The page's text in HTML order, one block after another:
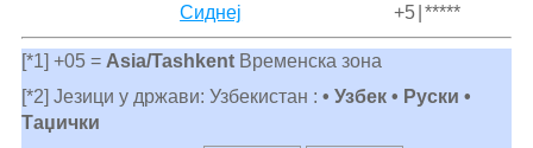
Сиднеј
+5 *****
[*1] +05 = Asia/TashkentВременска зона
[*2] Језици у држави: Узбекистан : • Узбек • Руски •
Таџички